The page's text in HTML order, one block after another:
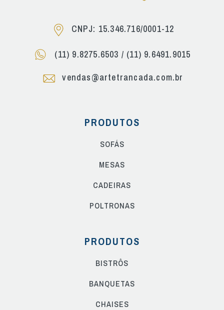
CNPJ: 15.346.716/0001-12
(11) 9.8275.6503 / (11) 9.6491.9015
vendas@artetrancada.com.br
PRODUTOS
SOFÁS
MESAS
CADEIRAS
POLTRONAS
PRODUTOS
BISTRÔS
BANQUETAS
CHAISES